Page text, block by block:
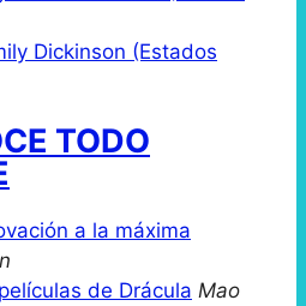
Dickinson (Estados
TODO
a la máxima
de Drácula Mao